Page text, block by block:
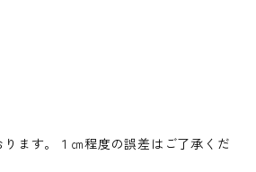
ます。１㎝程度の誤差はご了承くだ